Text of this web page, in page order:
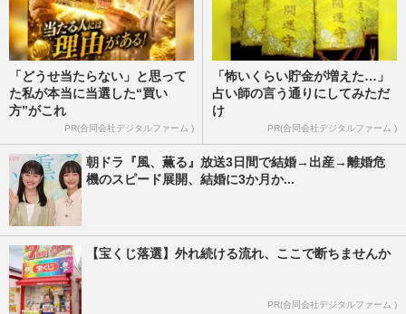
「どうせ当たらない」と思って
た私が本当に当選した“買い
方”がこれ
PR(合同会社デジタルファーム )
「怖いくらい貯金が増えた…」
占い師の言う通りにしてみただ
け
PR(合同会社デジタルファーム )
朝ドラ『風、薫る』放送3日間で結婚→出産→離婚危
機のスピード展開、結婚に3か月か...
【宝くじ落選】外れ続ける流れ、ここで断ちませんか
PR(合同会社デジタルファーム )